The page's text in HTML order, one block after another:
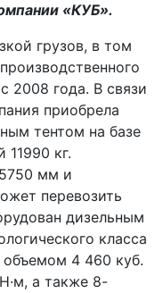
«КУБ».
грузов, в том
2008 года. В связи
приобрела
тентом на базе
11990 кг.
мм и
перевозить
дизельным
класса
4 460 куб.
а также 8-